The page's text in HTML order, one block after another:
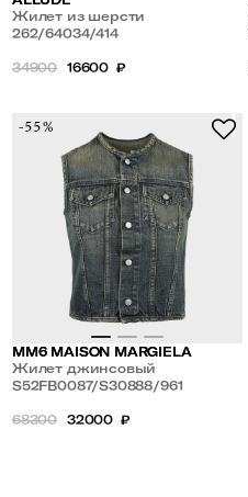
Жилет из шерсти
262/64034/414
34900 16600 ₽
-55%
MM6 MAISON MARGIELA
Жилет джинсовый
S52FB0087/S30888/961
68300 32000 ₽